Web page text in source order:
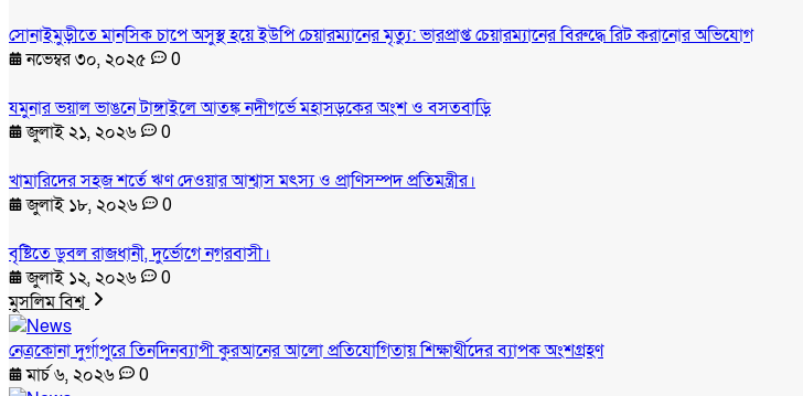
সোনাইমুড়ীতে মানসিক চাপে অসুস্থ হয়ে ইউপি চেয়ারম্যানের মৃত্যু: ভারপ্রাপ্ত চেয়ারম্যানের বিরুদ্ধে রিট করানোর অভিযোগ
নভেম্বর ৩০, ২০২৫
0
যমুনার ভয়াল ভাঙনে টাঙ্গাইলে আতঙ্ক নদীগর্ভে মহাসড়কের অংশ ও বসতবাড়ি
জুলাই ২১, ২০২৬
0
খামারিদের সহজ শর্তে ঋণ দেওয়ার আশ্বাস মৎস্য ও প্রাণিসম্পদ প্রতিমন্ত্রীর।
জুলাই ১৮, ২০২৬
0
বৃষ্টিতে ডুবল রাজধানী, দুর্ভোগে নগরবাসী।
জুলাই ১২, ২০২৬
0
মুসলিম বিশ্ব
নেত্রকোনা দুর্গাপুরে তিনদিনব্যাপী কুরআনের আলো প্রতিযোগিতায় শিক্ষার্থীদের ব্যাপক অংশগ্রহণ
মার্চ ৬, ২০২৬
0